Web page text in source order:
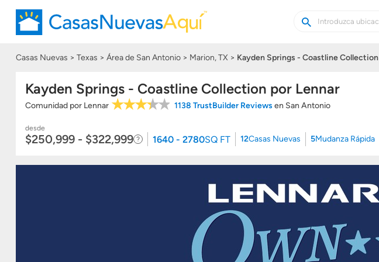
Buscar
casas
Buscar
Casas Nuevas Texas Área de San Antonio Marion, TX Kayden Springs - Coastline Collection
Kayden Springs - Coastline Collection por Lennar
Comunidad por Lennar 1138 TrustBuilder Reviews en San Antonio
desde
$250,999 - $322,999 1640 - 2780SQ FT 12Casas Nuevas 5Mudanza Rápida